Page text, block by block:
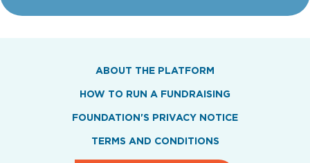
ABOUT THE PLATFORM
HOW TO RUN A FUNDRAISING
FOUNDATION'S PRIVACY NOTICE
TERMS AND CONDITIONS